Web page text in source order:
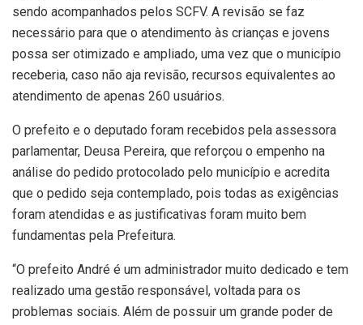
sendo acompanhados pelos SCFV. A revisão se faz
necessário para que o atendimento às crianças e jovens
possa ser otimizado e ampliado, uma vez que o município
receberia, caso não aja revisão, recursos equivalentes ao
atendimento de apenas 260 usuários.
O prefeito e o deputado foram recebidos pela assessora
parlamentar, Deusa Pereira, que reforçou o empenho na
análise do pedido protocolado pelo município e acredita
que o pedido seja contemplado, pois todas as exigências
foram atendidas e as justificativas foram muito bem
fundamentas pela Prefeitura.
“O prefeito André é um administrador muito dedicado e tem
realizado uma gestão responsável, voltada para os
problemas sociais. Além de possuir um grande poder de